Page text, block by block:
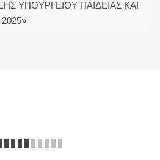
ΥΠΟΥΡΓΕΙΟΥ ΠΑΙΔΕΙΑΣ ΚΑΙ